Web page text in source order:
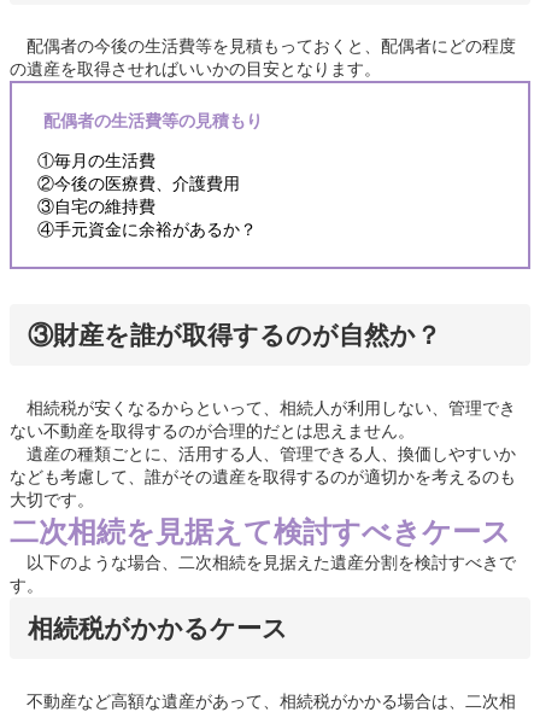
配偶者の今後の生活費等を見積もっておくと、配偶者にどの程度
の遺産を取得させればいいかの目安となります。
配偶者の生活費等の見積もり
①毎月の生活費
②今後の医療費、介護費用
③自宅の維持費
④手元資金に余裕があるか？
③財産を誰が取得するのが自然か？
相続税が安くなるからといって、相続人が利用しない、管理でき
ない不動産を取得するのが合理的だとは思えません。
遺産の種類ごとに、活用する人、管理できる人、換価しやすいか
なども考慮して、誰がその遺産を取得するのが適切かを考えるのも
大切です。
二次相続を見据えて検討すべきケース
以下のような場合、二次相続を見据えた遺産分割を検討すべきで
す。
相続税がかかるケース
不動産など高額な遺産があって、相続税がかかる場合は、二次相